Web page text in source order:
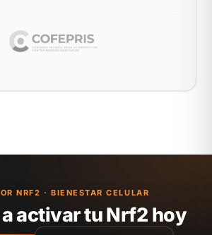
NRF2 · BIENESTAR CELULAR
activar tu Nrf2 hoy